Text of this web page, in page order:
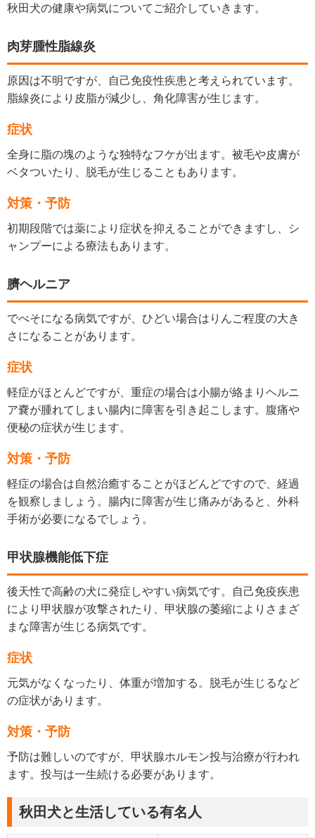
秋田犬の健康や病気についてご紹介していきます。
肉芽腫性脂線炎
原因は不明ですが、自己免疫性疾患と考えられています。
脂線炎により皮脂が減少し、角化障害が生じます。
症状
全身に脂の塊のような独特なフケが出ます。被毛や皮膚が
ベタついたり、脱毛が生じることもあります。
対策・予防
初期段階では薬により症状を抑えることができますし、シ
ャンプーによる療法もあります。
臍ヘルニア
でべそになる病気ですが、ひどい場合はりんご程度の大き
さになることがあります。
症状
軽症がほとんどですが、重症の場合は小腸が絡まりヘルニ
ア嚢が腫れてしまい腸内に障害を引き起こします。腹痛や
便秘の症状が生じます。
対策・予防
軽症の場合は自然治癒することがほどんどですので、経過
を観察しましょう。腸内に障害が生じ痛みがあると、外科
手術が必要になるでしょう。
甲状腺機能低下症
後天性で高齢の犬に発症しやすい病気です。自己免疫疾患
により甲状腺が攻撃されたり、甲状腺の萎縮によりさまざ
まな障害が生じる病気です。
症状
元気がなくなったり、体重が増加する。脱毛が生じるなど
の症状があります。
対策・予防
予防は難しいのですが、甲状腺ホルモン投与治療が行われ
ます。投与は一生続ける必要があります。
秋田犬と生活している有名人